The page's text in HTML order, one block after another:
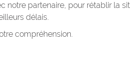
BULLES À
partenaire, pour rétablir la
délais.
compréhension.